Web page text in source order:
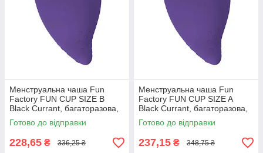
Менструальна чаша Fun
Factory FUN CUP SIZE B
Black Currant, багаторазова,
діаметр 4,3 см, обсяг 30 мл
Готово до відправки
228,65 ₴ 336,25 ₴
Менструальна чаша Fun
Factory FUN CUP SIZE A
Black Currant, багаторазова,
діаметр 4 см, обсяг 20 мл
Готово до відправки
237,15 ₴ 348,75 ₴